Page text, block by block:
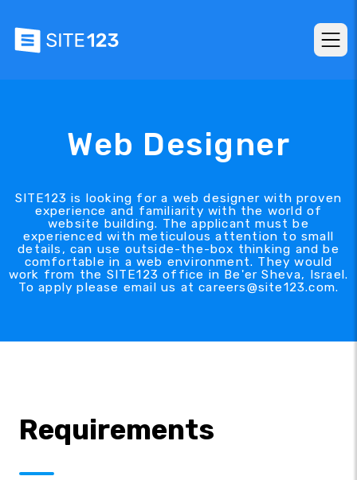
Web Designer
SITE123 is looking for a web designer with proven
experience and familiarity with the world of
website building. The applicant must be
experienced with meticulous attention to small
details, can use outside-the-box thinking and be
comfortable in a web environment. They would
work from the SITE123 office in Be'er Sheva, Israel.
To apply please email us at careers@site123.com.
Requirements